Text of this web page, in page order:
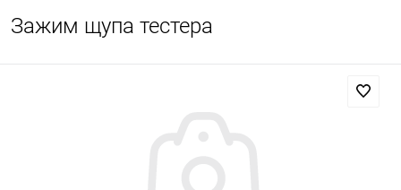
Зажим щупа тестера